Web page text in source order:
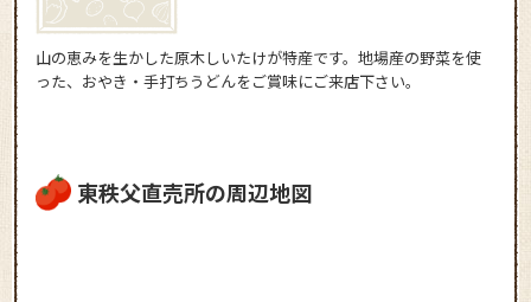
山の恵みを生かした原木しいたけが特産です。地場産の野菜を使
った、おやき・手打ちうどんをご賞味にご来店下さい。
東秩父直売所の周辺地図